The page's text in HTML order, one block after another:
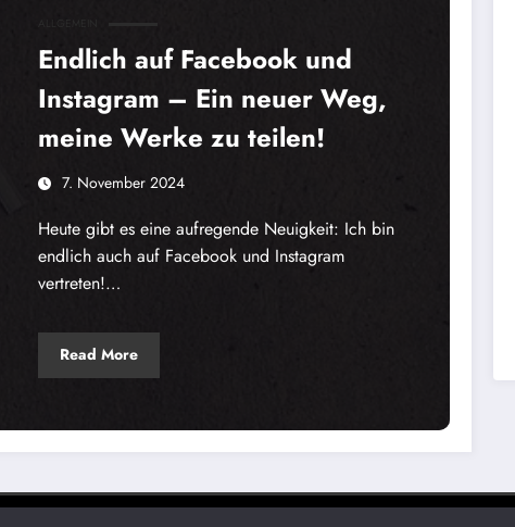
Endlich auf Facebook und
Instagram – Ein neuer Weg,
meine Werke zu teilen!
7. November 2024
Heute gibt es eine aufregende Neuigkeit: Ich bin
endlich auch auf Facebook und Instagram
vertreten!…
Read More